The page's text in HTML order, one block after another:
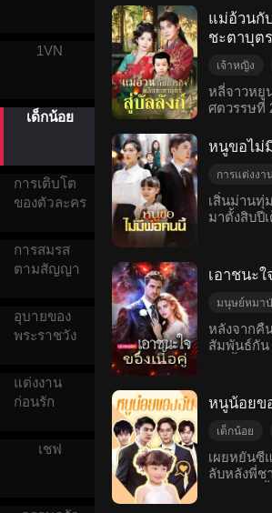
1VN
เด็กน้อย
การเติบโต
ของตัวละคร
การสมรส
ตามสัญญา
อุบายของ
พระราชวัง
แต่งงาน
ก่อนรัก
เชฟ
หว่านมีค
การแต่งงา
เพราะเห็น
อดีตแฟนส
พร้อมลูกส
ป่วยเป็นมะ
รู้สึกผิดจึง
ไม่สงสัย เ
ซูถิงหว่าน
งก็เข้าใจ
คนอิจฉาริ
ชน เขาทิ้ง
หนักเพื่อช่
เย่หยู่ จนเ
และเสียชี
จี้ซุ่ยซุ่ย เ
ใจ แต่กลั
จิตใจและ
เองก็ปฏิบั
ร้องความ
ยังคงทำค
คุณนายให
ตกลงไป แ
ความเข้า
แม่อ้วนกั
ชะตาบุต
เจ้าหญิง
ย้อนยุค
มหาอำนาจ
หลี่จาวหยู
ศตวรรษที่
นางสนมที่
ในเรื่องเดิ
ไทฮองไท
ขุนนางทุก
ความอ้วน
อย่างน่าเ
ร้านค้ามหั
ได้เอาชน
ยูกุ้ยเฟยค
ชีวิตไทฮอ
รักษาควา
ดินและปร
นางกลับเลื
จากวังเพื่
ฮ่องเต้จึง
พระโอรส
ติดตามนาง
หนูขอไม่
การแต่งงา
การทรยศ
เด็กน้อย
เสิ่นม่านทุ่
มาตั้งสิบปี
ฉีหมิงกลั
รักแรกคน
มากกว่า จ
เหยาลูกส
ทำให้เหยา
และเสียใ
เหยาเหยา
เธออยาก
แต่น่าเสีย
เหยาเหย
แม่ ลู่ฉีหมิง
เอาชนะ
มนุษย์หมา
วันไนท์สแต
ความเข้าใ
หลังจากคื
สัมพันธ์กัน
น่าจึงพยา
ในขณะเดี
ปฏิเสธอย่
จำเป็นต้อ
ในท้องขอ
หนูน้อยข
เด็กน้อย
การต่อสู้กลับ
เป็นที่โปรด
เผยหยันซี
ลับหลังพี่ช